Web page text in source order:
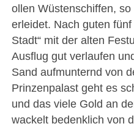
ollen Wüstenschiffen,
erleidet. Nach guten
Stadt“ mit der alten
Ausflug gut verlaufen
Sand aufmunternd von
Prinzenpalast geht es
und das viele Gold an
wackelt bedenklich von